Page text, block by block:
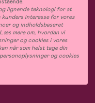
lignende teknologi for at
kunders interesse for vores
og indholdsbaseret
mere om, hvordan vi
og cookies i vores
når som helst tage din
og cookies